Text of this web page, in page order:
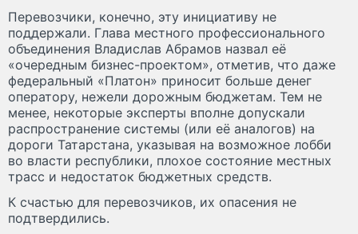
Перевозчики, конечно, эту инициативу не
поддержали. Глава местного профессионального
объединения Владислав Абрамов назвал её
«очередным бизнес-проектом», отметив, что даже
федеральный «Платон» приносит больше денег
оператору, нежели дорожным бюджетам. Тем не
менее, некоторые эксперты вполне допускали
распространение системы (или её аналогов) на
дороги Татарстана, указывая на возможное лобби
во власти республики, плохое состояние местных
трасс и недостаток бюджетных средств.
К счастью для перевозчиков, их опасения не
подтвердились.